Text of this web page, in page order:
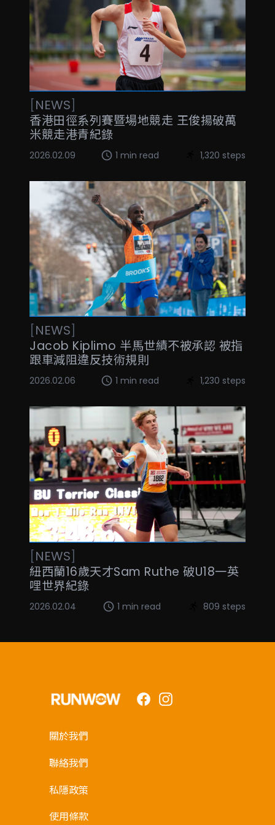
[NEWS]
香港田徑系列賽暨場地競走 王俊揚破萬
米競走港青紀錄
2026.02.09 1 min read 1,320 steps
[NEWS]
Jacob Kiplimo 半馬世績不被承認 被指
跟車減阻違反技術規則
2026.02.06 1 min read 1,230 steps
[NEWS]
紐西蘭16歲天才Sam Ruthe 破U18一英
哩世界紀錄
2026.02.04 1 min read 809 steps
FacebookInstagram
關於我們
聯絡我們
私隱政策
使用條款